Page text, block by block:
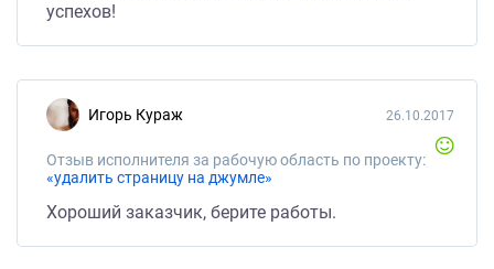
успехов!
Игорь Кураж
Отзыв исполнителя за рабочую область по проекту:
«удалить страницу на джумле»
26.10.2017
Хороший заказчик, берите работы.